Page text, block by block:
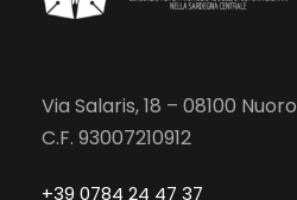
Via Salaris, 18 – 08100 Nuoro
C.F. 93007210912
+39 0784 24 47 37